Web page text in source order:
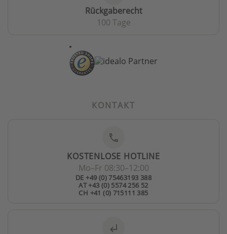
Rückgaberecht
100 Tage
KONTAKT
phone
KOSTENLOSE HOTLINE
Mo–Fr 08:30–12:00
DE +49 (0) 75463193 388
AT +43 (0) 5574 256 52
CH +41 (0) 715111 385
subdirectory_arrow_left